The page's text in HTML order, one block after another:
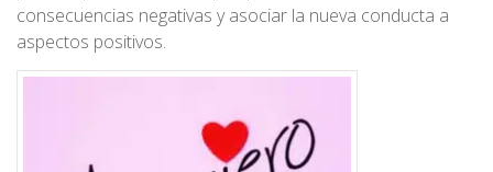
consecuencias negativas y asociar la nueva conducta a
aspectos positivos.